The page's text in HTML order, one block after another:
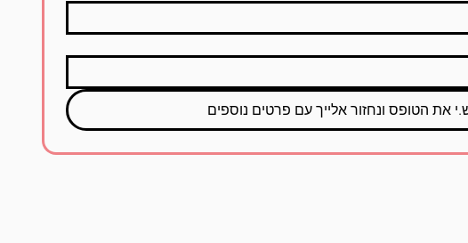
את הטופס ונחזור אלייך עם פרטים נוספים